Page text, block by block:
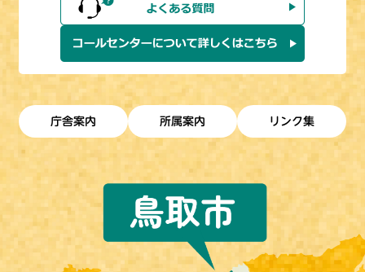
庁舎案内 所属案内 リンク集